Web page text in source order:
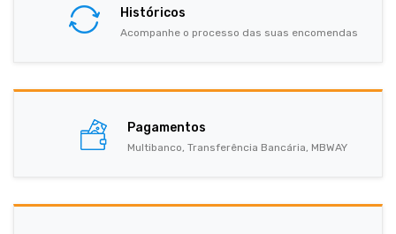
Históricos
Acompanhe o processo das suas encomendas
Pagamentos
Multibanco, Transferência Bancária, MBWAY